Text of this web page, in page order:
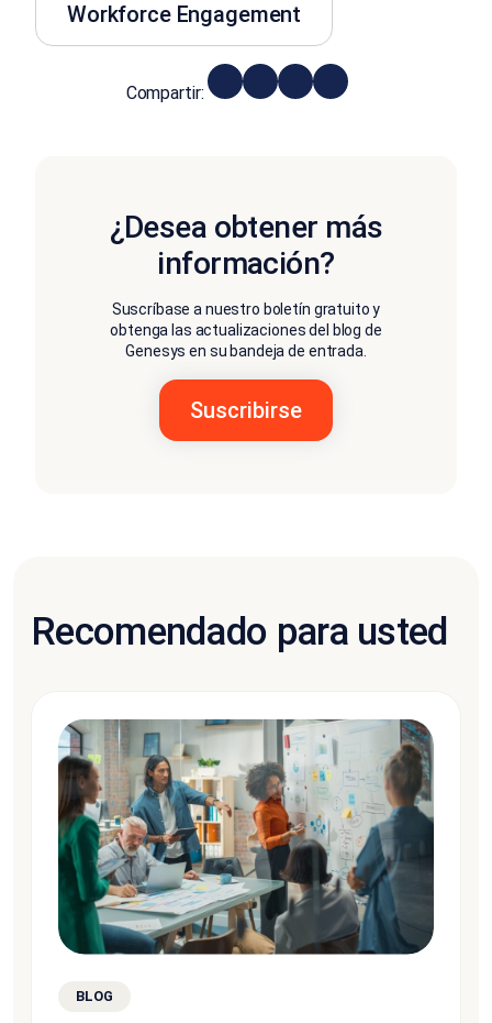
Workforce Engagement
Compartir:
¿Desea obtener más
información?
Suscríbase a nuestro boletín gratuito y
obtenga las actualizaciones del blog de
Genesys en su bandeja de entrada.
Recomendado para usted
BLOG